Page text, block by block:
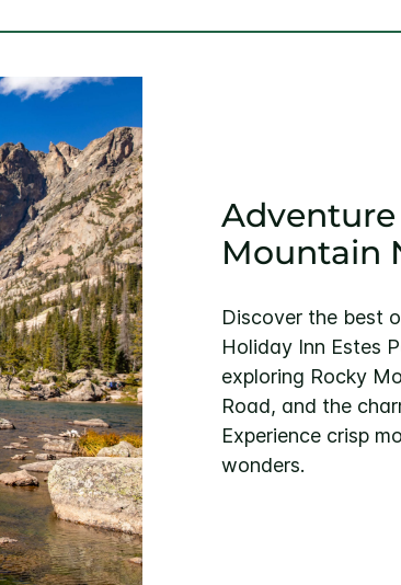
Adventure
Mountain
Discover the best
Holiday Inn Estes
exploring Rocky
Road, and the
Experience crisp
wonders.